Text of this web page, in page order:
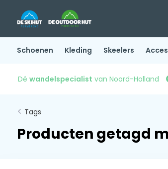
Schoenen Kleding Skeelers
Dé wandelspecialist van Noord-Holland
Tags
Producten getagd